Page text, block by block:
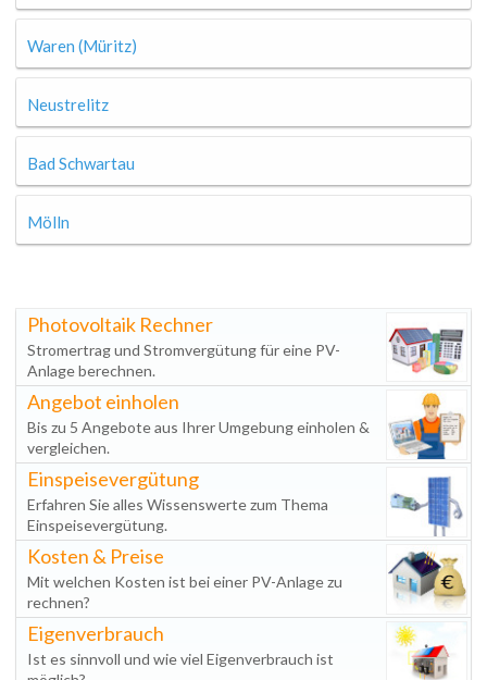
Waren (Müritz)
Neustrelitz
Bad Schwartau
Mölln
Photovoltaik Rechner
Stromertrag und Stromvergütung für eine PV-
Anlage berechnen.
Angebot einholen
Bis zu 5 Angebote aus Ihrer Umgebung einholen &
vergleichen.
Einspeisevergütung
Erfahren Sie alles Wissenswerte zum Thema
Einspeisevergütung.
Kosten & Preise
Mit welchen Kosten ist bei einer PV-Anlage zu
rechnen?
Eigenverbrauch
Ist es sinnvoll und wie viel Eigenverbrauch ist